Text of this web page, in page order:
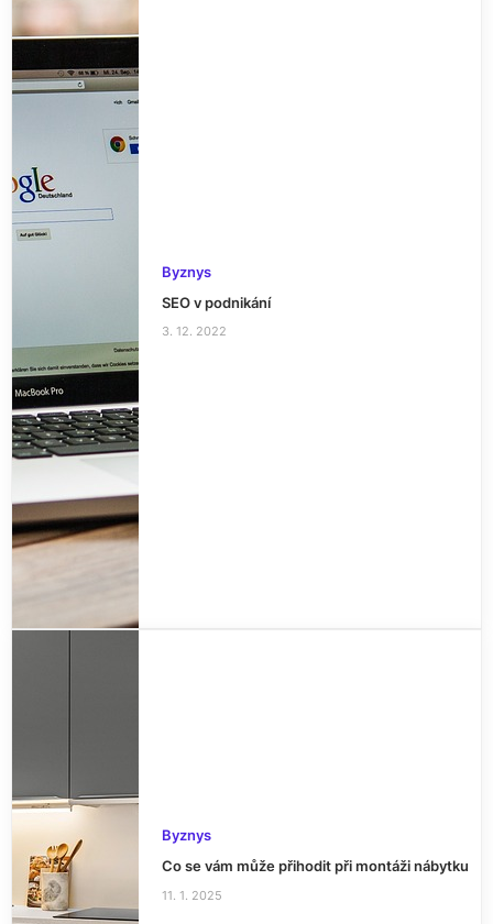
Byznys
SEO v podnikání
3. 12. 2022
Byznys
Co se vám může přihodit při montáži nábytku
11. 1. 2025